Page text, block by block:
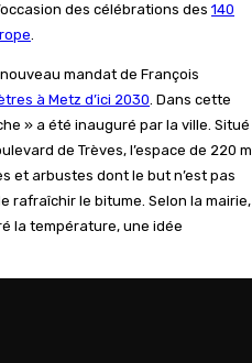
des célébrations des 140
.
mandat de François
à Metz d’ici 2030. Dans cette
» a été inauguré par la ville. Situé
de Trèves, l’espace de 220 m
et arbustes dont le but n’est pas
rafraîchir le bitume. Selon la mairie,
la température, une idée